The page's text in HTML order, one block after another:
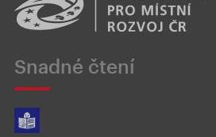
Snadné čtení